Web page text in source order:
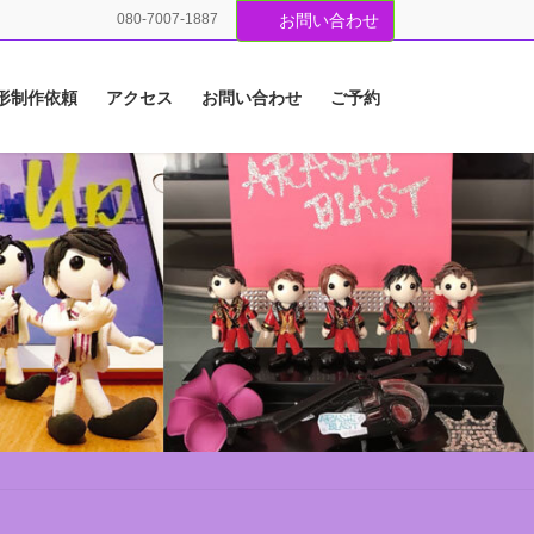
080-7007-1887 お問い合わせ
制作依頼 アクセス お問い合わせ ご予約